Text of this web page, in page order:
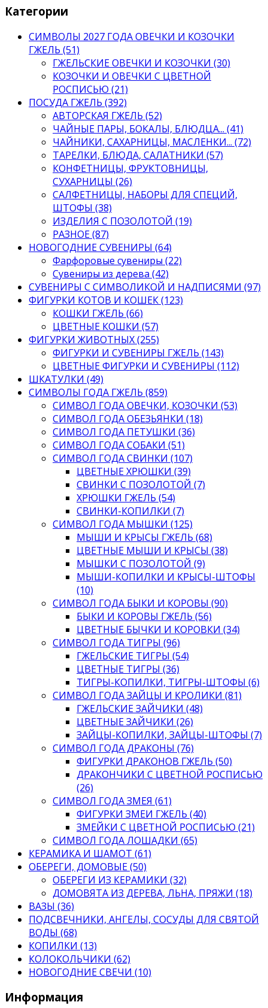
Категории
СИМВОЛЫ 2027 ГОДА ОВЕЧКИ И КОЗОЧКИ
ГЖЕЛЬ (51)
ГЖЕЛЬСКИЕ ОВЕЧКИ И КОЗОЧКИ (30)
КОЗОЧКИ И ОВЕЧКИ С ЦВЕТНОЙ
РОСПИСЬЮ (21)
ПОСУДА ГЖЕЛЬ (392)
АВТОРСКАЯ ГЖЕЛЬ (52)
ЧАЙНЫЕ ПАРЫ, БОКАЛЫ, БЛЮДЦА... (41)
ЧАЙНИКИ, САХАРНИЦЫ, МАСЛЕНКИ... (72)
ТАРЕЛКИ, БЛЮДА, САЛАТНИКИ (57)
КОНФЕТНИЦЫ, ФРУКТОВНИЦЫ,
СУХАРНИЦЫ (26)
САЛФЕТНИЦЫ, НАБОРЫ ДЛЯ СПЕЦИЙ,
ШТОФЫ (38)
ИЗДЕЛИЯ С ПОЗОЛОТОЙ (19)
РАЗНОЕ (87)
НОВОГОДНИЕ СУВЕНИРЫ (64)
Фарфоровые сувениры (22)
Сувениры из дерева (42)
СУВЕНИРЫ С СИМВОЛИКОЙ И НАДПИСЯМИ (97)
ФИГУРКИ КОТОВ И КОШЕК (123)
КОШКИ ГЖЕЛЬ (66)
ЦВЕТНЫЕ КОШКИ (57)
ФИГУРКИ ЖИВОТНЫХ (255)
ФИГУРКИ И СУВЕНИРЫ ГЖЕЛЬ (143)
ЦВЕТНЫЕ ФИГУРКИ И СУВЕНИРЫ (112)
ШКАТУЛКИ (49)
СИМВОЛЫ ГОДА ГЖЕЛЬ (859)
СИМВОЛ ГОДА ОВЕЧКИ, КОЗОЧКИ (53)
СИМВОЛ ГОДА ОБЕЗЬЯНКИ (18)
СИМВОЛ ГОДА ПЕТУШКИ (36)
СИМВОЛ ГОДА СОБАКИ (51)
СИМВОЛ ГОДА СВИНКИ (107)
ЦВЕТНЫЕ ХРЮШКИ (39)
СВИНКИ С ПОЗОЛОТОЙ (7)
ХРЮШКИ ГЖЕЛЬ (54)
СВИНКИ-КОПИЛКИ (7)
СИМВОЛ ГОДА МЫШКИ (125)
МЫШИ И КРЫСЫ ГЖЕЛЬ (68)
ЦВЕТНЫЕ МЫШИ И КРЫСЫ (38)
МЫШКИ С ПОЗОЛОТОЙ (9)
МЫШИ-КОПИЛКИ И КРЫСЫ-ШТОФЫ
(10)
СИМВОЛ ГОДА БЫКИ И КОРОВЫ (90)
БЫКИ И КОРОВЫ ГЖЕЛЬ (56)
ЦВЕТНЫЕ БЫЧКИ И КОРОВКИ (34)
СИМВОЛ ГОДА ТИГРЫ (96)
ГЖЕЛЬСКИЕ ТИГРЫ (54)
ЦВЕТНЫЕ ТИГРЫ (36)
ТИГРЫ-КОПИЛКИ, ТИГРЫ-ШТОФЫ (6)
СИМВОЛ ГОДА ЗАЙЦЫ И КРОЛИКИ (81)
ГЖЕЛЬСКИЕ ЗАЙЧИКИ (48)
ЦВЕТНЫЕ ЗАЙЧИКИ (26)
ЗАЙЦЫ-КОПИЛКИ, ЗАЙЦЫ-ШТОФЫ (7)
СИМВОЛ ГОДА ДРАКОНЫ (76)
ФИГУРКИ ДРАКОНОВ ГЖЕЛЬ (50)
ДРАКОНЧИКИ С ЦВЕТНОЙ РОСПИСЬЮ
(26)
СИМВОЛ ГОДА ЗМЕЯ (61)
ФИГУРКИ ЗМЕИ ГЖЕЛЬ (40)
ЗМЕЙКИ С ЦВЕТНОЙ РОСПИСЬЮ (21)
СИМВОЛ ГОДА ЛОШАДКИ (65)
КЕРАМИКА И ШАМОТ (61)
ОБЕРЕГИ, ДОМОВЫЕ (50)
ОБЕРЕГИ ИЗ КЕРАМИКИ (32)
ДОМОВЯТА ИЗ ДЕРЕВА, ЛЬНА, ПРЯЖИ (18)
ВАЗЫ (36)
ПОДСВЕЧНИКИ, АНГЕЛЫ, СОСУДЫ ДЛЯ СВЯТОЙ
ВОДЫ (68)
КОПИЛКИ (13)
КОЛОКОЛЬЧИКИ (62)
НОВОГОДНИЕ СВЕЧИ (10)
Информация